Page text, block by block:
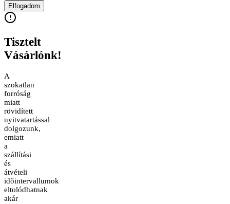
Elfogadom
Tisztelt
Vásárlónk!
A
szokatlan
forróság
miatt
rövidített
nyitvatartással
dolgozunk,
emiatt
a
szállítási
és
átvételi
időintervallumok
eltolódhatnak
akár